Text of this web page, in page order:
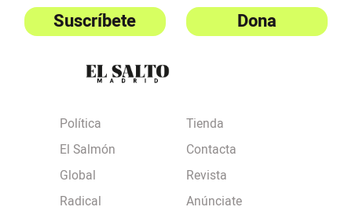
Suscríbete Dona
Política
El Salmón
Global
Radical
Tienda
Contacta
Revista
Anúnciate